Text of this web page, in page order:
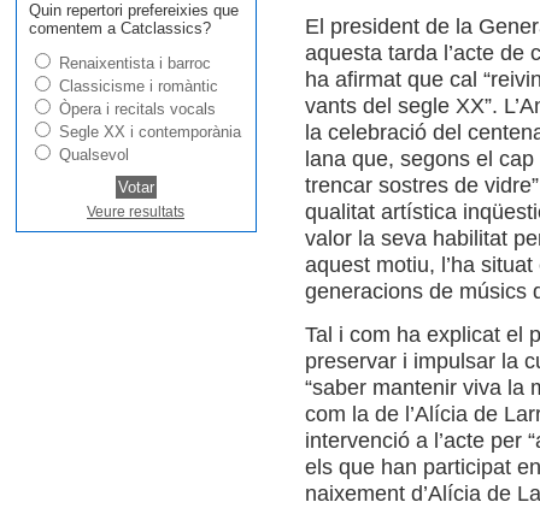
Quin repertori prefereixies que
comentem a Catclassics?
Renaixentista i barroc
Classicisme i romàntic
Òpera i recitals vocals
Segle XX i contemporània
Qualsevol
Veure resultats
El pre­si­dent de la
aquesta tarda l’acte de
ha afir­mat que cal
vants del segle XX”.
la cele­bració del
lana que, segons el
tren­car sos­tres de
qua­li­tat artística
valor la seva habi­li­tat
aquest motiu, l’ha
gene­ra­ci­ons de músics
Tal i com ha expli­cat el
pre­ser­var i impul­sar la
“saber man­te­nir viva la
com la de l’Alícia de
inter­venció a l’acte per
els que han par­ti­ci­pat
nai­xe­ment d’Alícia de